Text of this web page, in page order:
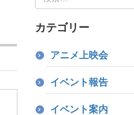
索:
カテゴリー
アニメ上映会
イベント報告
イベント案内